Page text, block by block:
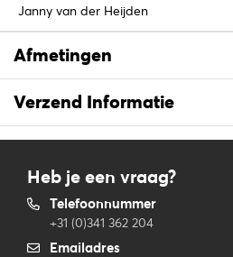
Janny van der Heijden
Afmetingen
Verzend Informatie
Heb je een vraag?
Telefoonnummer
+31 (0)341 362 204
Emailadres